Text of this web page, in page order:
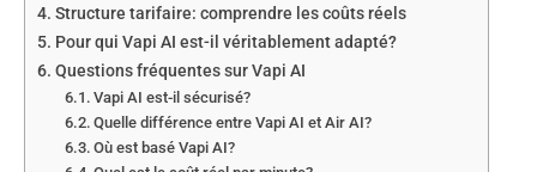
Structure tarifaire: comprendre les coûts réels
Pour qui Vapi AI est-il véritablement adapté?
Questions fréquentes sur Vapi AI
Vapi AI est-il sécurisé?
Quelle différence entre Vapi AI et Air AI?
Où est basé Vapi AI?